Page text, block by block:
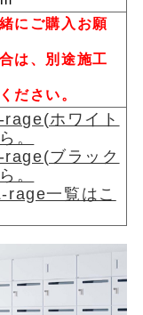
にご購入お願
は、別途施工
ださい。
ホワイト
。
ブラック
。
rage一覧はこ